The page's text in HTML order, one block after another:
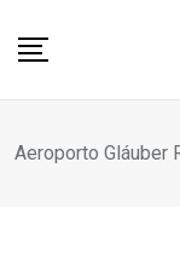
Aeroporto Gláuber